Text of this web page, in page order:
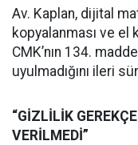
Av. Kaplan, dijital
kopyalanması ve el
CMK’nın 134.
uyulmadığını ileri
“GİZLİLİK
VERİLMEDİ”